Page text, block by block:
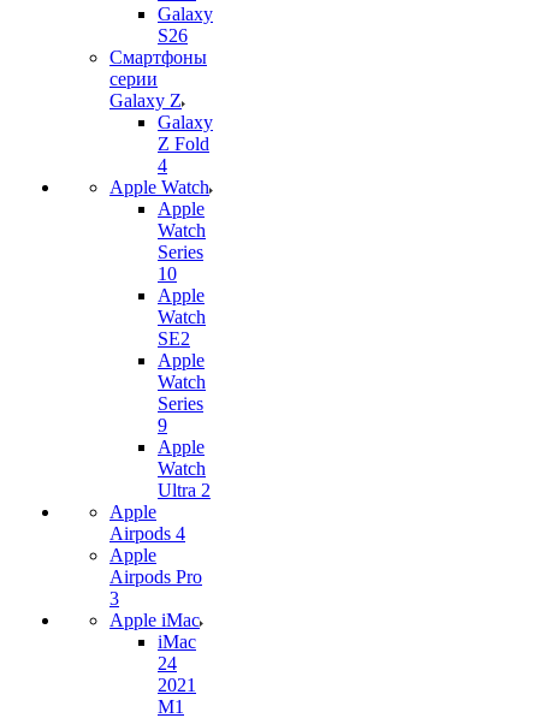
Galaxy
S26
Смартфоны
серии
Galaxy Z
Galaxy
Z Fold
4
Apple Watch
Apple
Watch
Series
10
Apple
Watch
SE2
Apple
Watch
Series
9
Apple
Watch
Ultra 2
Apple
Airpods 4
Apple
Airpods Pro
3
Apple iMac
iMac
24
2021
M1